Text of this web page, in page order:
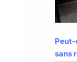
Peut-
sans